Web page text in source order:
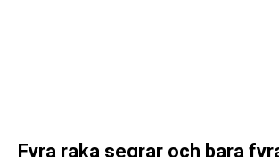
Fyra raka segrar och bara